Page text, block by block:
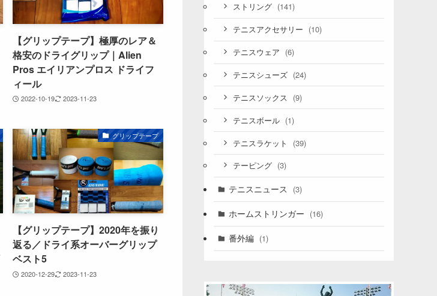
【グリップテープ】極厚のレア＆
格安のドライグリップ｜Alien
Pros エイリアンプロス ドライフ
ィール
2022-10-19 2023-11-23
グリップテープ
【グリップテープ】2020年を振り
返る／ドライ系オーバーグリップ
ベスト5
2020-12-29 2023-11-23
ストリング (141)
テニスアクセサリー (10)
テニスウェア (6)
テニスシューズ (24)
テニスソックス (9)
テニスボール (1)
テニスラケット (39)
テーピング (3)
テニスニュース (3)
ホームストリンガー (16)
番外編 (1)